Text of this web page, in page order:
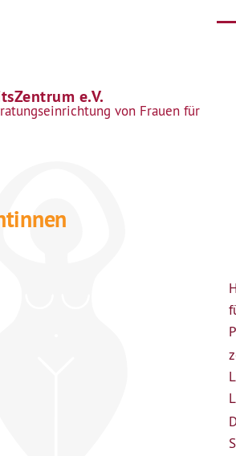
e.V.
von Frauen für